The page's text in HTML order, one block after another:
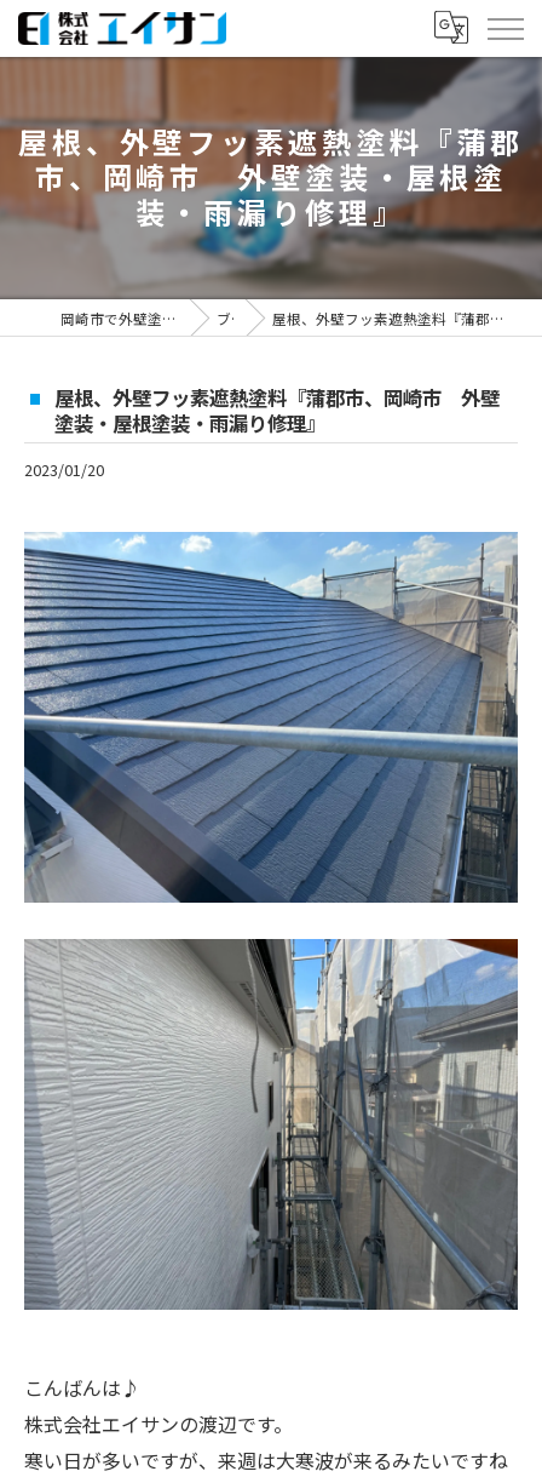
屋根、外壁フッ素遮熱塗料『蒲郡
市、岡崎市 外壁塗装・屋根塗
装・雨漏り修理』
岡崎市で外壁塗装なら株式会社エイサン ブログ 屋根、外壁フッ素遮熱塗料『蒲郡市、岡崎市 外壁塗装・屋根塗装・雨漏り修理』
屋根、外壁フッ素遮熱塗料『蒲郡市、岡崎市 外壁
塗装・屋根塗装・雨漏り修理』
2023/01/20
こんばんは♪
株式会社エイサンの渡辺です。
寒い日が多いですが、来週は大寒波が来るみたいですね